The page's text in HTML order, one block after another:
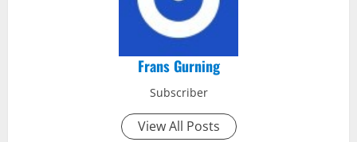
Frans Gurning
Subscriber
View All Posts